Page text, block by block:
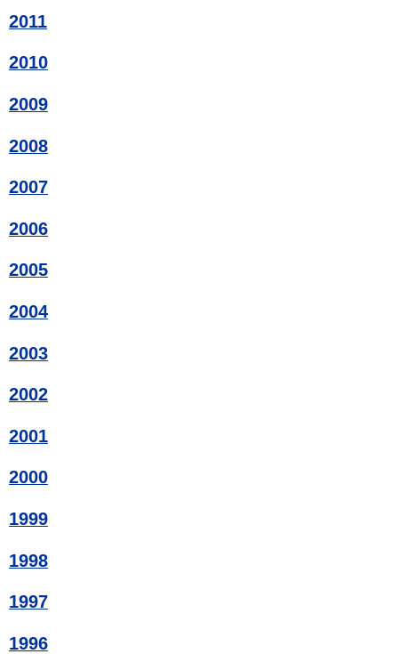
2011
2010
2009
2008
2007
2006
2005
2004
2003
2002
2001
2000
1999
1998
1997
1996